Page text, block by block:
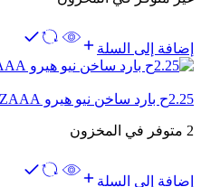
إضافة إلى السلة
2.25ح بارد ساخن نيو هيرو S4-H18RZAAA
2 متوفر في المخزون
إضافة إلى السلة